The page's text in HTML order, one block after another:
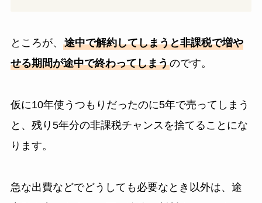
ところが、 途中で解約してしまうと非課税で増や
せる期間が途中で終わってしまうのです。
仮に10年使うつもりだったのに5年で売ってしまう
と、残り5年分の非課税チャンスを捨てることにな
ります。
急な出費などでどうしても必要なとき以外は、途